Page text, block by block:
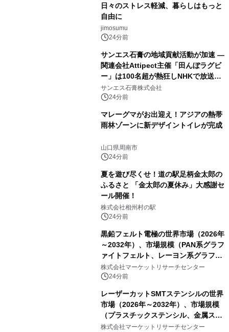
日々のストレス軽減、暮らしはもっと
自由に
jimosumu
24分前
サンエス石膏の地域貢献活動が加速 ―
関連会社Attipect主催「田んぼラグビ
ー」は100名超が熱狂しNHKで放送さ
れました。
サンエス石膏株式会社
24分前
マレーグマがお出迎え！アジアの熱帯
雨林ゾーンに新デザイントイレが完成
山口県周南市
24分前
夏を遊び尽くせ！道の駅足柄金太郎の
ふるさと 「金太郎の夏休み」大感謝セ
ール開催！
株式会社相州村の駅
24分前
黒鉛フェルト電極の世界市場（2026年
～2032年）、市場規模（PAN系グラフ
ァイトフェルト、レーヨン系グラファ
イトフェルト、ピッチ系グラファイト
フェルト）・分析レポートを発表
株式会社マーケットリサーチセンター
24分前
レーザーカットSMTステンシルの世界
市場（2026年～2032年）、市場規模
（プラスチックステンシル、金属ステ
ンシル）・分析レポートを発表
株式会社マーケットリサーチセンター